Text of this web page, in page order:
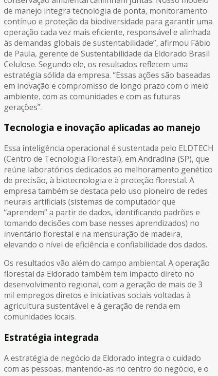
de manejo integra tecnologia de ponta, monitoramento
contínuo e proteção da biodiversidade para garantir uma
operação cada vez mais eficiente, responsável e alinhada
às demandas globais de sustentabilidade”, afirmou Fábio
de Paula, gerente de Sustentabilidade da Eldorado Brasil
Celulose. Segundo ele, os resultados refletem uma
estratégia sólida da empresa. “Essas ações são baseadas
em inovação e compromisso de longo prazo com o meio
ambiente, com as comunidades e com as futuras
gerações”.
Tecnologia e inovação aplicadas ao manejo
Essa inteligência operacional é sustentada pelo ELDTECH
(Centro de Tecnologia Florestal), em Andradina (SP), que
reúne laboratórios dedicados ao melhoramento genético
de precisão, à biotecnologia e à proteção florestal. A
empresa também se destaca pelo uso pioneiro de redes
neurais artificiais (sistemas de computador que
“aprendem” a partir de dados, identificando padrões e
tomando decisões com base nesses aprendizados) no
inventário florestal e na mensuração de madeira,
elevando o nível de eficiência e confiabilidade dos dados.
Os resultados vão além do campo ambiental. A operação
florestal da Eldorado também tem impacto direto no
desenvolvimento regional, com a geração de mais de 3
mil empregos diretos e iniciativas sociais voltadas à
agricultura sustentável e à geração de renda em
comunidades locais.
Estratégia integrada
A estratégia de negócio da Eldorado integra o cuidado
com as pessoas, mantendo-as no centro do negócio, e o